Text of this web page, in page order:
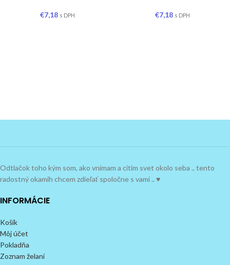
€7,18 s DPH €7,18 s DPH
Odtlačok toho kým som, ako vnímam a cítim svet okolo seba .. tento
radostný okamih chcem zdieľať spoločne s vami .. ♥
INFORMÁCIE
Košík
Môj účet
Pokladňa
Zoznam želaní